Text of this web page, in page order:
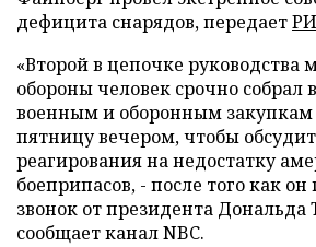
дефицита снарядов, передает
«Второй в цепочке руководства
обороны человек срочно
военным и оборонным закупкам
пятницу вечером, чтобы
реагирования на недостатку
боеприпасов, - после того как
звонок от президента Дональда
сообщает канал NBC.